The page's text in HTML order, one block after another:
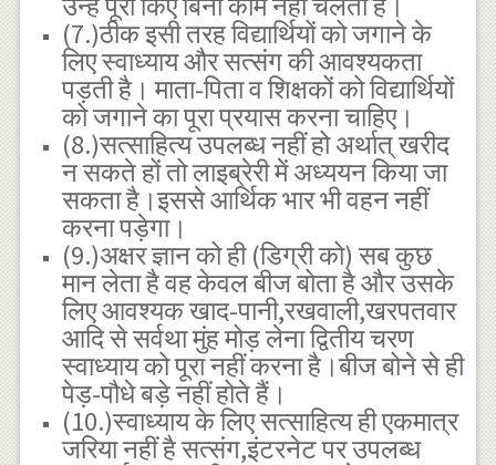
(7.)ठीक इसी तरह विद्यार्थियों को जगाने के
लिए स्वाध्याय और सत्संग की आवश्यकता
पड़ती है। माता-पिता व शिक्षकों को विद्यार्थियों
को जगाने का पूरा प्रयास करना चाहिए।
(8.)सत्साहित्य उपलब्ध नहीं हो अर्थात् खरीद
न सकते हों तो लाइब्रेरी में अध्ययन किया जा
सकता है।इससे आर्थिक भार भी वहन नहीं
करना पड़ेगा।
(9.)अक्षर ज्ञान को ही (डिग्री को) सब कुछ
मान लेता है वह केवल बीज बोता है और उसके
लिए आवश्यक खाद-पानी,रखवाली,खरपतवार
आदि से सर्वथा मुंह मोड़ लेना द्वितीय चरण
स्वाध्याय को पूरा नहीं करना है।बीज बोने से ही
पेड़-पौधे बड़े नहीं होते हैं।
(10.)स्वाध्याय के लिए सत्साहित्य ही एकमात्र
जरिया नहीं है सत्संग,इंटरनेट पर उपलब्ध